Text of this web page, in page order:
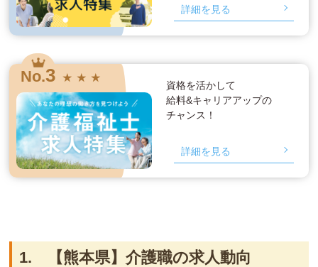
詳細を見る
No.3 ★ ★ ★
資格を活かして
給料&キャリアアップの
チャンス！
詳細を見る
1. 【熊本県】介護職の求人動向